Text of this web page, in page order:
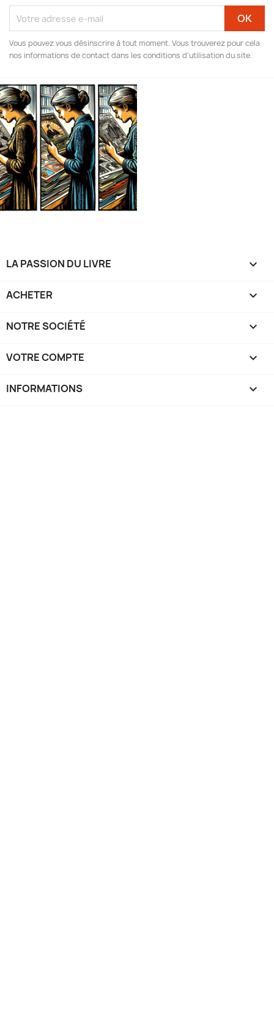
Vous pouvez vous désinscrire à tout moment. Vous trouverez pour cela
nos informations de contact dans les conditions d'utilisation du site.
LA PASSION DU LIVRE 
ACHETER 
NOTRE SOCIÉTÉ 
VOTRE COMPTE 
INFORMATIONS keyboard_arrow_down